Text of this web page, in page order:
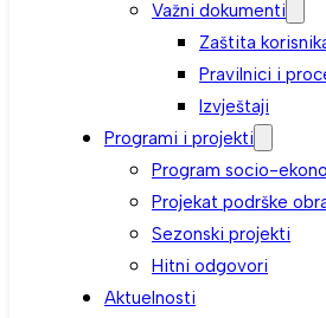
Važni dokumenti
Zaštita
Pravilnici i
Izvještaji
Programi i projekti
Program socio-
Projekat podrške
Sezonski projekti
Hitni odgovori
Aktuelnosti